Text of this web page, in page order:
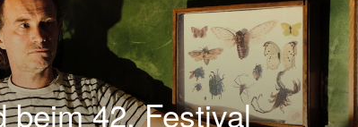
beim 42. Festival